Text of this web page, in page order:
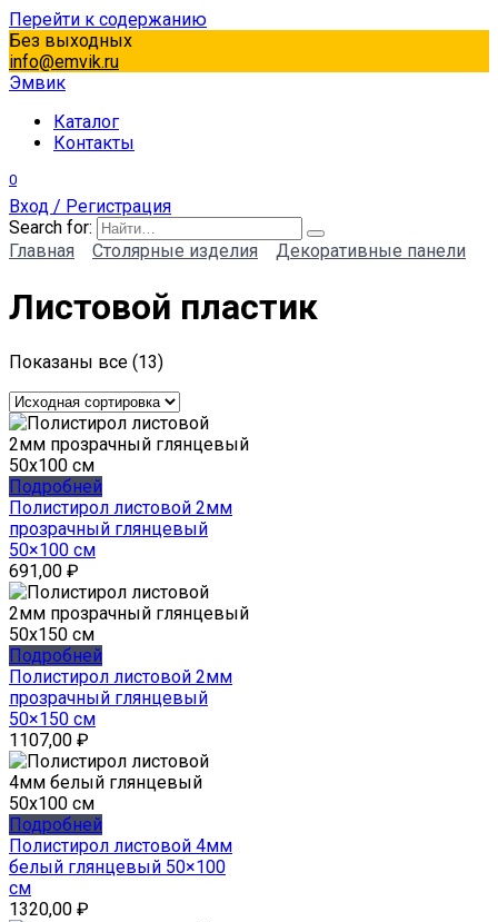
Перейти к содержанию
Без выходных
info@emvik.ru
Эмвик
Каталог
Контакты
0
Вход / Регистрация
Search for:
Главная
Столярные изделия Декоративные панели
Листовой пластик
Показаны все (13)
Подробней
Полистирол листовой 2мм
прозрачный глянцевый
50×100 см
691,00 ₽
Подробней
Полистирол листовой 2мм
прозрачный глянцевый
50×150 см
1107,00 ₽
Подробней
Полистирол листовой 4мм
белый глянцевый 50×100
см
1320,00 ₽